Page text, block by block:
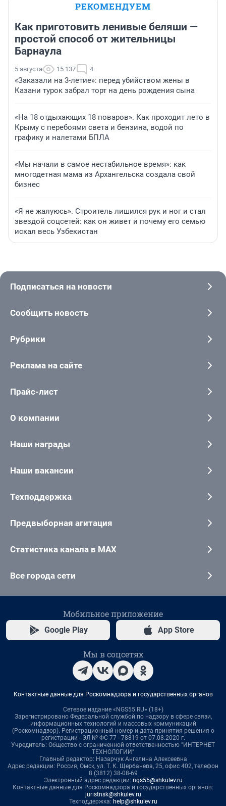
РЕКОМЕНДУЕМ
Как приготовить ленивые беляши —
простой способ от жительницы
Барнаула
5 августа 15 137 4
«Заказали на 3-летие»: перед убийством жены в
Казани турок забрал торт на день рождения сына
«На 18 отдыхающих 18 поваров». Как проходит лето в
Крыму с перебоями света и бензина, водой по
графику и налетами БПЛА
«Мы начали в самое нестабильное время»: как
многодетная мама из Архангельска создала свой
бизнес
«Я не жалуюсь». Строитель лишился рук и ног и стал
звездой соцсетей: как он живет и почему его семью
искал весь Узбекистан
Подписаться на новости
Сообщить новость
Рубрики
Реклама на сайте
Прайс-лист
О компании
Наши награды
Наши вакансии
Техподдержка
Предвыборная агитация
Статистика канала в MAX
Все города сети
Мобильное приложение
Google Play App Store
Мы в соцсетях
Контактные данные для Роскомнадзора и государственных органов
Сетевое издание «NGS55.RU» (18+)
Зарегистрировано Федеральной службой по надзору в сфере связи,
информационных технологий и массовых коммуникаций
(Роскомнадзор). Регистрационный номер и дата принятия решения о
регистрации - ЭЛ № ФС 77 - 78819 от 07.08.2020 г.
Учредитель: Общество с ограниченной ответственностью "ИНТЕРНЕТ
ТЕХНОЛОГИИ"
Главный редактор: Назарчук Ангелина Алексеевна
Адрес редакции: Россия, Омск, ул. Т. К. Щербанева, 25, офис 402, телефон
8 (3812) 38-08-69
Электронный адрес редакции: ngs55@shkulev.ru
Контактные данные для Роскомнадзора и государственных органов:
juristnsk@shkulev.ru
Техподдержка: help@shkulev.ru